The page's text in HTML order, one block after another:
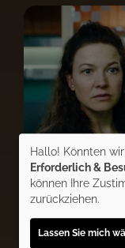
★★★☆ 9
Hallo! Könnten
Erforderlich &
können Ihre
zurückziehen.
Lassen Sie mich